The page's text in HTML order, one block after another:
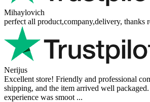
Mihaylovich
perfect all product,company,delivery, thanks
Nerijus
Excellent store! Friendly and professional
shipping, and the item arrived well
experience was smoot ...